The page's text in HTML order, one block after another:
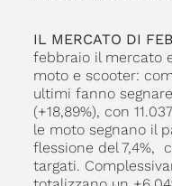
IL MERCATO DI
febbraio il mercato
moto e scooter:
ultimi fanno
(+18,89%), con
le moto segnano il
flessione del 7,4%,
targati.